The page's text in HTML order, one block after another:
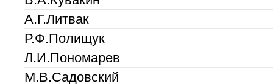
А.Г.Литвак
Р.Ф.Полищук
Л.И.Пономарев
М.В.Садовский